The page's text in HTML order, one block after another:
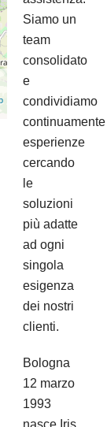
Siamo un
team
consolidato
e
condividiamo
continuamente
esperienze
cercando
le
soluzioni
più adatte
ad ogni
singola
esigenza
dei nostri
clienti.
Bologna
12 marzo
1993